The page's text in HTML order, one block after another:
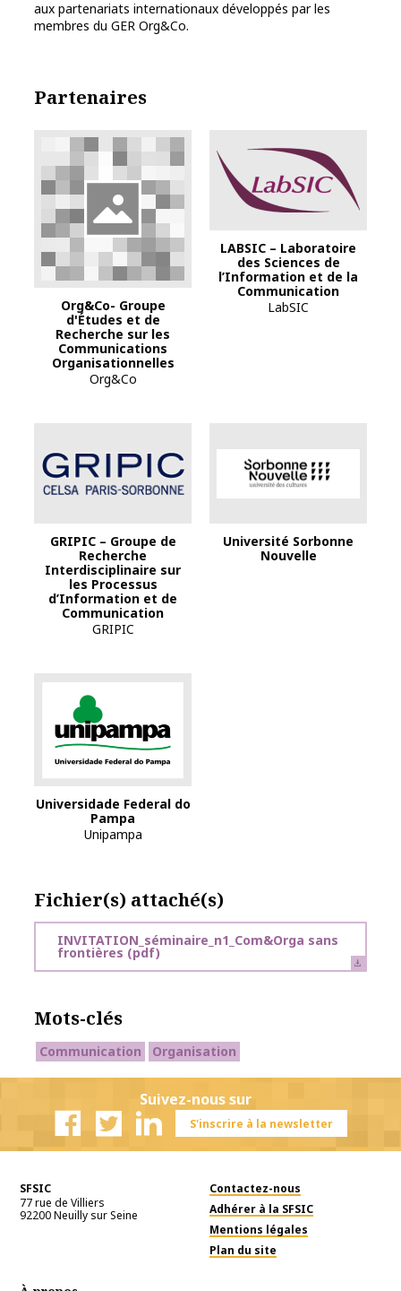
aux partenariats internationaux développés par les
membres du GER Org&Co.
Partenaires
Org&Co- Groupe
d'Études et de
Recherche sur les
Communications
Organisationnelles
Org&Co
LABSIC – Laboratoire
des Sciences de
l’Information et de la
Communication
LabSIC
GRIPIC – Groupe de
Recherche
Interdisciplinaire sur
les Processus
d’Information et de
Communication
GRIPIC
Logo Sorbonne
Université Sorbonne
Nouvelle
Universidade Federal do
Pampa
Unipampa
Fichier(s) attaché(s)
INVITATION_séminaire_n1_Com&Orga sans
frontières (pdf)
Mots-clés
Communication Organisation
Suivez-nous sur
S'inscrire à la newsletter
SFSIC
77 rue de Villiers
92200Neuilly sur Seine
Contactez-nous
Adhérer à la SFSIC
Mentions légales
Plan du site